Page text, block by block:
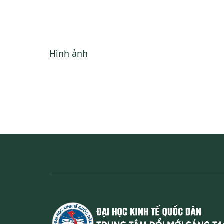
Hình ảnh